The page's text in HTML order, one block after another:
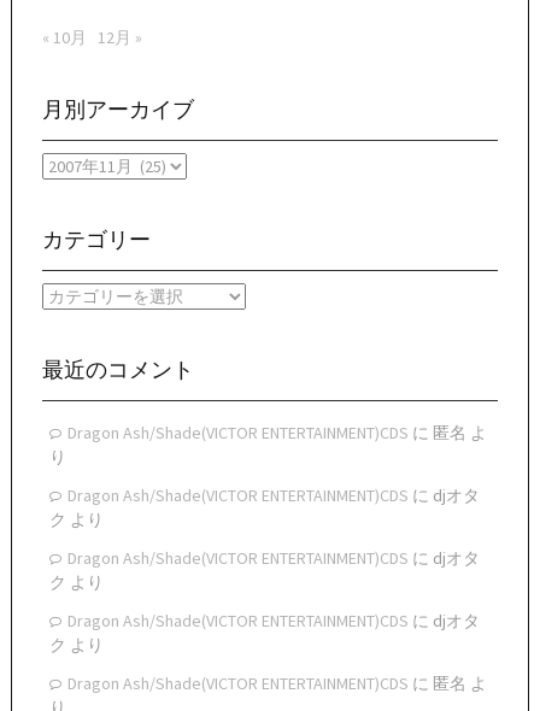
« 10月 12月 »
月別アーカイブ
月
ー
イ
ブ
カテゴリー
カ
リ
最近のコメント
Dragon Ash/Shade(VICTOR ENTERTAINMENT)CDS に 匿名 よ
り
Dragon Ash/Shade(VICTOR ENTERTAINMENT)CDS に djオタ
ク より
Dragon Ash/Shade(VICTOR ENTERTAINMENT)CDS に djオタ
ク より
Dragon Ash/Shade(VICTOR ENTERTAINMENT)CDS に djオタ
ク より
Dragon Ash/Shade(VICTOR ENTERTAINMENT)CDS に 匿名 よ